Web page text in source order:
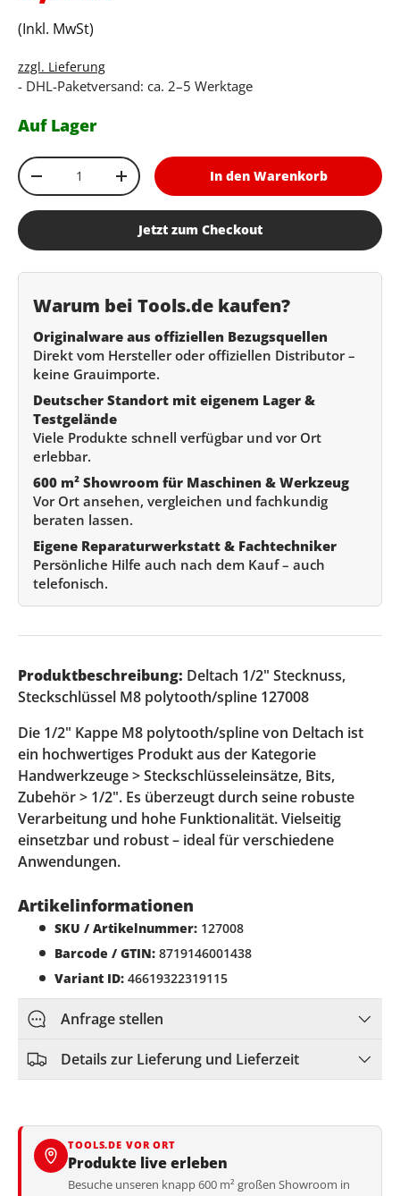
(Inkl. MwSt)
zzgl. Lieferung
- DHL-Paketversand: ca. 2–5 Werktage
Auf Lager
Anzahl
Menge verringernMenge erhöhenIn den Warenkorb
Jetzt zum Checkout
Warum bei Tools.de kaufen?
Originalware aus offiziellen Bezugsquellen
Direkt vom Hersteller oder offiziellen Distributor –
keine Grauimporte.
Deutscher Standort mit eigenem Lager &
Testgelände
Viele Produkte schnell verfügbar und vor Ort
erlebbar.
600 m² Showroom für Maschinen & Werkzeug
Vor Ort ansehen, vergleichen und fachkundig
beraten lassen.
Eigene Reparaturwerkstatt & Fachtechniker
Persönliche Hilfe auch nach dem Kauf – auch
telefonisch.
Produktbeschreibung: Deltach 1/2" Stecknuss,
Steckschlüssel M8 polytooth/spline 127008
Die 1/2" Kappe M8 polytooth/spline von Deltach ist
ein hochwertiges Produkt aus der Kategorie
Handwerkzeuge > Steckschlüsseleinsätze, Bits,
Zubehör > 1/2". Es überzeugt durch seine robuste
Verarbeitung und hohe Funktionalität. Vielseitig
einsetzbar und robust – ideal für verschiedene
Anwendungen.
Artikelinformationen
SKU / Artikelnummer: 127008
Barcode / GTIN: 8719146001438
Variant ID: 46619322319115
Anfrage stellen
Details zur Lieferung und Lieferzeit
TOOLS.DE VOR ORT
Produkte live erleben
Besuche unseren knapp 600 m² großen Showroom in